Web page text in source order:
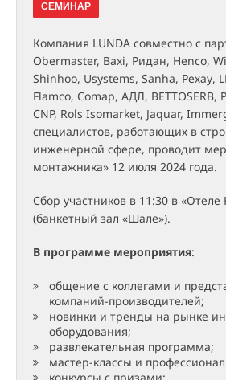
СЕМИНАР
Компания LUNDA совместно с
Obermaster, Baxi, Ридан, Henco,
Shinhoo, Usystems, Sanha, Рехау,
Flamco, Comap, АДЛ, BETTOSERB,
CNP, Rols Isomarket, Jaquar,
специалистов, работающих в
инженерной сфере, проводит
монтажника» 12 июля 2024 года.
Сбор участников в 11:30 в
(банкетный зал «Шале»).
В программе мероприятия:
общение с коллегами и
компаний-производителей;
новинки и тренды на рынке
оборудования;
развлекательная программа;
мастер-классы и